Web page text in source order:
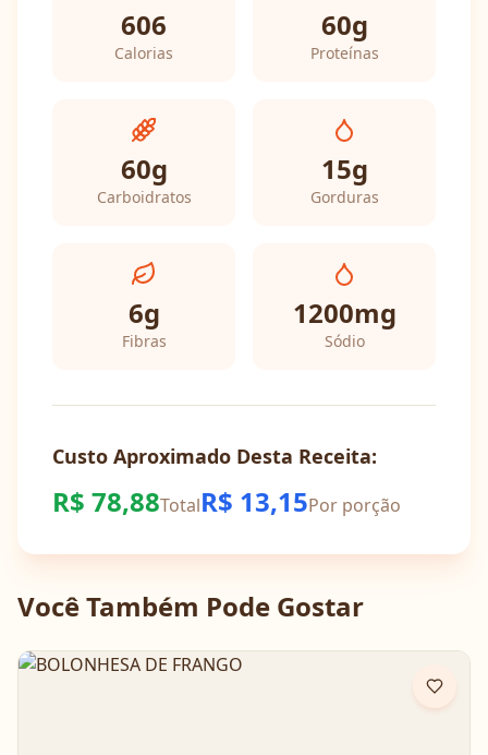
606
Calorias
60g
Proteínas
60g
Carboidratos
15g
Gorduras
6g
Fibras
1200mg
Sódio
Custo Aproximado Desta Receita:
R$ 78,88TotalR$ 13,15Por porção
Você Também Pode Gostar